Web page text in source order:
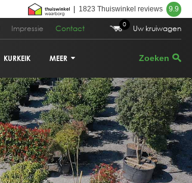
1823 Thuiswinkel reviews 9.9
Impressie Contact 0 Uw kruiwagen
KURKEIK MEER
VIJGENBOOM
PALMBOOM
DRUIVENRANK